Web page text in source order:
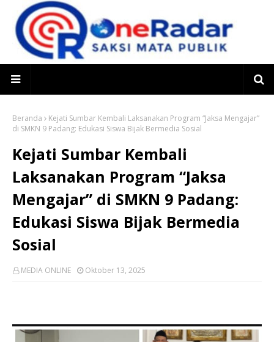
Beranda
Kejati Sumbar Kembali Laksanakan Program “Jaksa Mengajar”
di SMKN 9 Padang: Edukasi Siswa Bijak Bermedia Sosial
Kejati Sumbar Kembali
Laksanakan Program “Jaksa
Mengajar” di SMKN 9 Padang:
Edukasi Siswa Bijak Bermedia
Sosial
MEDIA ONLINE Oktober 13, 2025